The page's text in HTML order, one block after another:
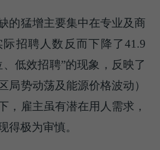
的猛增主要集中在专业及商
招聘人数反而下降了41.9
低效招聘”的现象，反映了
局势动荡及能源价格波动）
，雇主虽有潜在用人需求，
得极为审慎。